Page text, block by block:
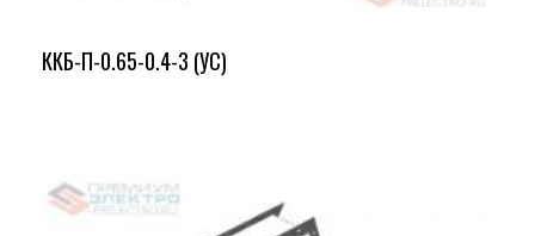
ККБ-П-0.65-0.4-3 (УС)